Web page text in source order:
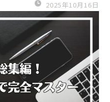
2025年10月16日